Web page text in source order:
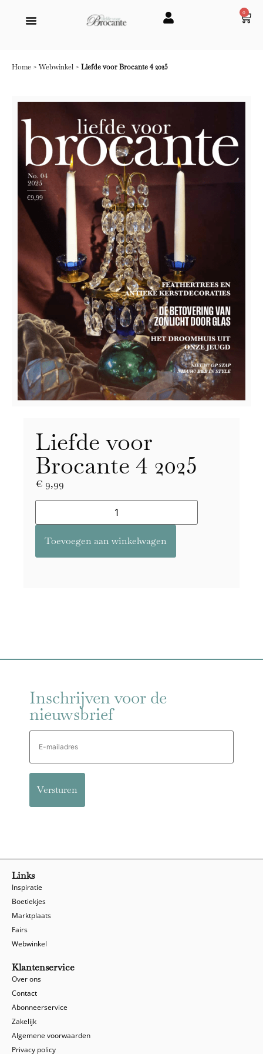
0
Home > Webwinkel > Liefde voor Brocante 4 2025
Liefde voor
Brocante 4 2025
€ 9,99
Toevoegen aan winkelwagen
Inschrijven voor de
nieuwsbrief
E-
mailadres
Links
Inspiratie
Boetiekjes
Marktplaats
Fairs
Webwinkel
Klantenservice
Over ons
Contact
Abonneerservice
Zakelijk
Algemene voorwaarden
Privacy policy